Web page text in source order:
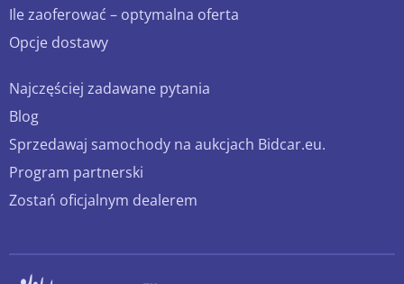
Ile zaoferować – optymalna oferta
Opcje dostawy
Najczęściej zadawane pytania
Blog
Sprzedawaj samochody na aukcjach Bidcar.eu.
Program partnerski
Zostań oficjalnym dealerem